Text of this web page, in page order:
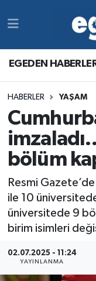
EGEDEN
HABERLER YAŞAM
bölüm
Resmi
ile 10
üniversitede 9
birim isimleri
02.07.2025 - 11:24
YAYINLANMA
Yazarlar
MAGAZİN
RESMİ
YAŞAM
MAGAZİN
RESMİ
Egemax TV
Süper Lig
Tüm Manşetler
Son Dakika
Haber Arşivi